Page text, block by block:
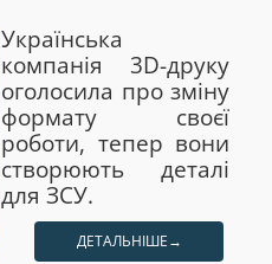
Українська
компанія 3D-друку
оголосила про зміну
формату своєї
роботи, тепер вони
створюють деталі
для ЗСУ.
ДЕТАЛЬНІШЕ→